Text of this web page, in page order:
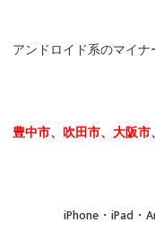
アンドロイド系のマイ
豊中市、吹田市、大阪
iPhone・iPad・